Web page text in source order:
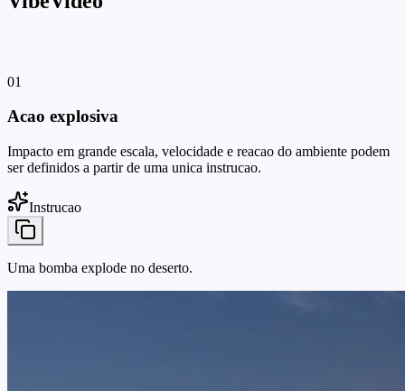
01
Acao explosiva
Impacto em grande escala, velocidade e reacao do ambiente podem
ser definidos a partir de uma unica instrucao.
Instrucao
Uma bomba explode no deserto.